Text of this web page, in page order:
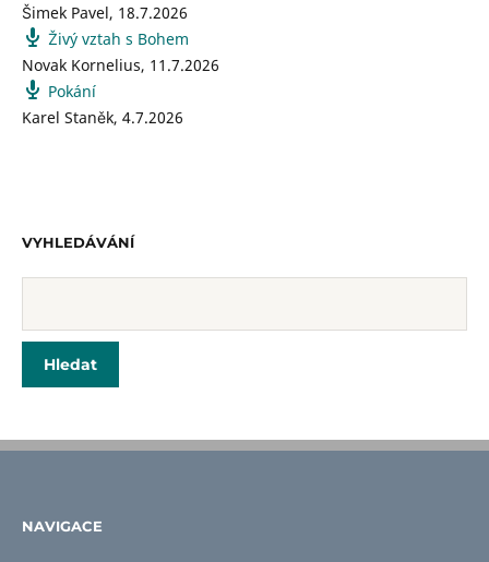
Šimek Pavel, 18.7.2026
Živý vztah s Bohem
Novak Kornelius, 11.7.2026
Pokání
Karel Staněk, 4.7.2026
VYHLEDÁVÁNÍ
NAVIGACE